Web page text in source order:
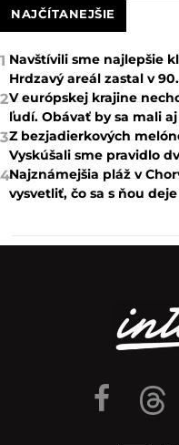
NAJČÍTANEJŠIE
1 Navštívili sme najlepšie
Hrdzavý areál zastal v
2V európskej krajine
ľudí. Obávať by sa mali aj
3Z bezjadierkových
Vyskúšali sme pravidlo
4Najznámejšia pláž v
vysvetliť, čo sa s ňou deje